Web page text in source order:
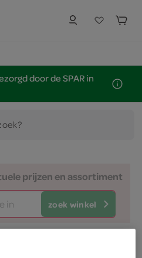
door de SPAR in
prijzen en assortiment
zoek winkel